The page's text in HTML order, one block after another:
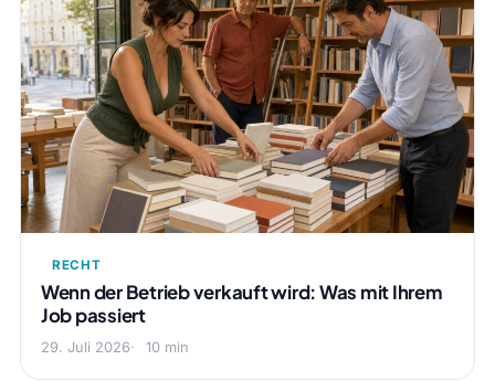
RECHT
Wenn der Betrieb verkauft wird: Was mit Ihrem
Job passiert
29. Juli 2026 10 min